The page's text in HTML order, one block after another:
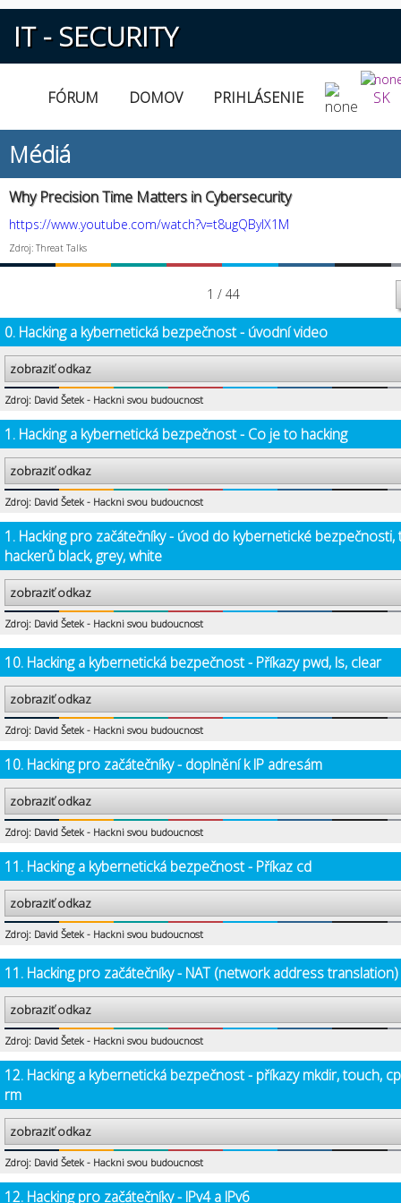
IT - SECURITY
FÓRUM DOMOV PRIHLÁSENIE SK
Médiá
Why Precision Time Matters in Cybersecurity
https://www.youtube.com/watch?v=t8ugQByIX1M
Zdroj: Threat Talks
1 / 44
0. Hacking a kybernetická bezpečnost - úvodní video
zobraziť odkaz
Zdroj: David Šetek - Hackni svou budoucnost
1. Hacking a kybernetická bezpečnost - Co je to hacking
zobraziť odkaz
Zdroj: David Šetek - Hackni svou budoucnost
1. Hacking pro začátečníky - úvod do kybernetické bezpečnosti,
hackerů black, grey, white
zobraziť odkaz
Zdroj: David Šetek - Hackni svou budoucnost
10. Hacking a kybernetická bezpečnost - Příkazy pwd, ls, clear
zobraziť odkaz
Zdroj: David Šetek - Hackni svou budoucnost
10. Hacking pro začátečníky - doplnění k IP adresám
zobraziť odkaz
Zdroj: David Šetek - Hackni svou budoucnost
11. Hacking a kybernetická bezpečnost - Příkaz cd
zobraziť odkaz
Zdroj: David Šetek - Hackni svou budoucnost
11. Hacking pro začátečníky - NAT (network address translation)
zobraziť odkaz
Zdroj: David Šetek - Hackni svou budoucnost
12. Hacking a kybernetická bezpečnost - příkazy mkdir, touch,
rm
zobraziť odkaz
Zdroj: David Šetek - Hackni svou budoucnost
12. Hacking pro začátečníky - IPv4 a IPv6